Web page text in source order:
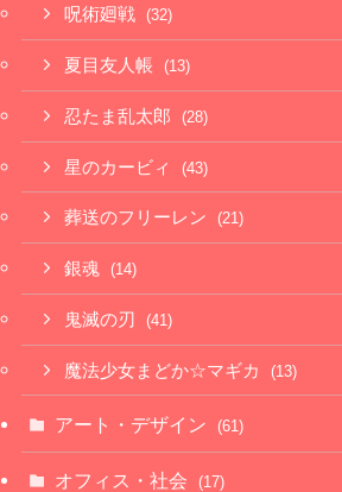
呪術廻戦 (32)
夏目友人帳 (13)
忍たま乱太郎 (28)
星のカービィ (43)
葬送のフリーレン (21)
銀魂 (14)
鬼滅の刃 (41)
魔法少女まどか☆マギカ (13)
アート・デザイン (61)
オフィス・社会 (17)